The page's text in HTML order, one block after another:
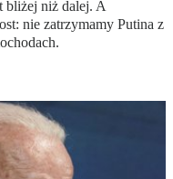
bliżej niż dalej. A
nie zatrzymamy Putina z